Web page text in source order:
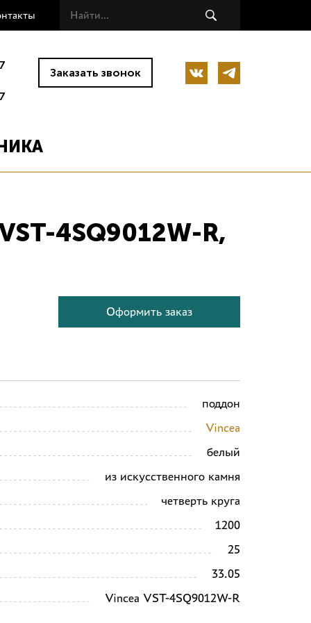
Заказать звонок
4SQ9012W-R,
Оформить заказ
поддон
Vincea
белый
из искусственного камня
четверть круга
1200
25
33.05
Vincea VST-4SQ9012W-R